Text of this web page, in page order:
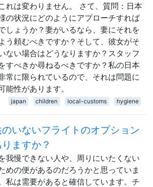
れは変わりません。 さて、質問：日本
の状況にどのようにアプローチすれば
しょうか？妻がいるなら、妻にそれを
う頼むべきですか？そして、彼女がそ
ない場合はどうなりますか？スタッフ
すべきか尋ねるべきですか？私の日本
常に限られているので、それは問題に
能性があります。
japan children local-customs hygiene
いないフライトのオプション
ますか？
我慢できない人や、周りにいたくない
めの便があるのだろうかと思っていま
私は需要があると確信しています。チ